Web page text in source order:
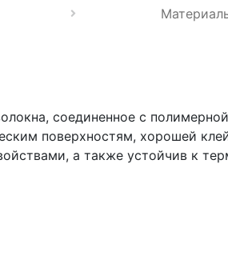
соединенное с
поверхностям, хорошей
а также устойчив к